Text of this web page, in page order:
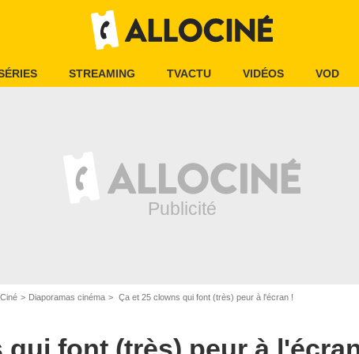
STREAMING TVACTU VIDÉOS VOD
Diaporamas cinéma Ça et 25 clowns qui font (très) peur à l'écran !